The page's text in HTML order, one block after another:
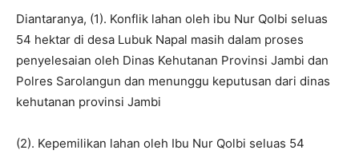
Diantaranya, (1). Konflik lahan oleh ibu Nur Qolbi seluas
54 hektar di desa Lubuk Napal masih dalam proses
penyelesaian oleh Dinas Kehutanan Provinsi Jambi dan
Polres Sarolangun dan menunggu keputusan dari dinas
kehutanan provinsi Jambi
(2). Kepemilikan lahan oleh Ibu Nur Qolbi seluas 54